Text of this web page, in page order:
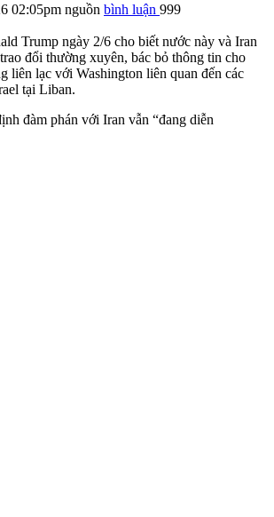
02:05pm nguồn bình luận 999
Trump ngày 2/6 cho biết nước này và Iran
đổi thường xuyên, bác bỏ thông tin cho
liên lạc với Washington liên quan đến các
tại Liban.